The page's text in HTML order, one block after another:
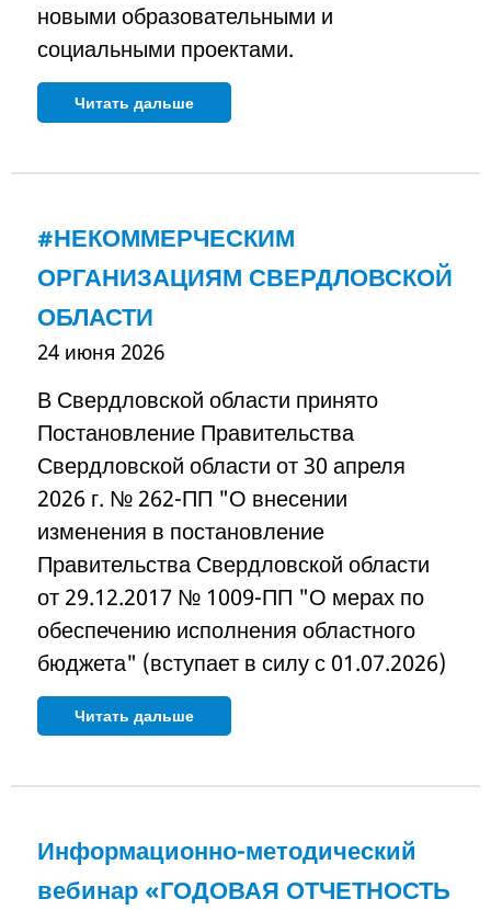
новыми образовательными и
социальными проектами.
Читать дальше
#НЕКОММЕРЧЕСКИМ
ОРГАНИЗАЦИЯМ СВЕРДЛОВСКОЙ
ОБЛАСТИ
24 июня 2026
В Свердловской области принято
Постановление Правительства
Свердловской области от 30 апреля
2026 г. № 262-ПП "О внесении
изменения в постановление
Правительства Свердловской области
от 29.12.2017 № 1009-ПП "О мерах по
обеспечению исполнения областного
бюджета" (вступает в силу с 01.07.2026)
Читать дальше
Информационно-методический
вебинар «ГОДОВАЯ ОТЧЕТНОСТЬ